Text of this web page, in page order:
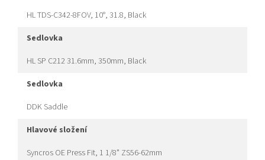
HL TDS-C342-8FOV, 10°, 31.8, Black
sedlovka
HL SP C212 31.6mm, 350mm, Black
sedlovka
DDK Saddle
hlavové složení
Syncros OE Press Fit, 1 1/8" ZS56-62mm